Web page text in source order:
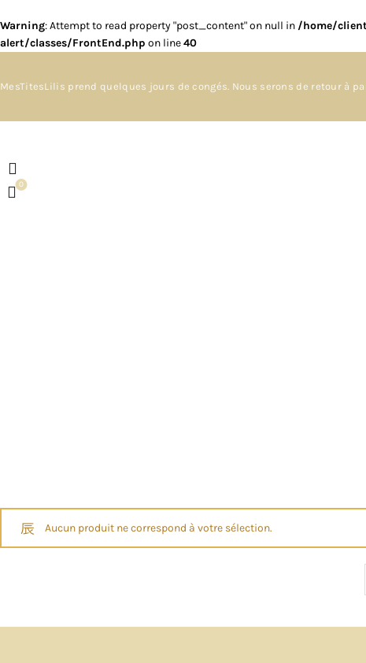
Warning: Attempt to read property "post_content" on null in /home/
alert/classes/FrontEnd.php on line40
MesTitesLilis prend quelques jours de congés. Nous serons de retour à
0
Aucun produit ne correspond à votre sélection.